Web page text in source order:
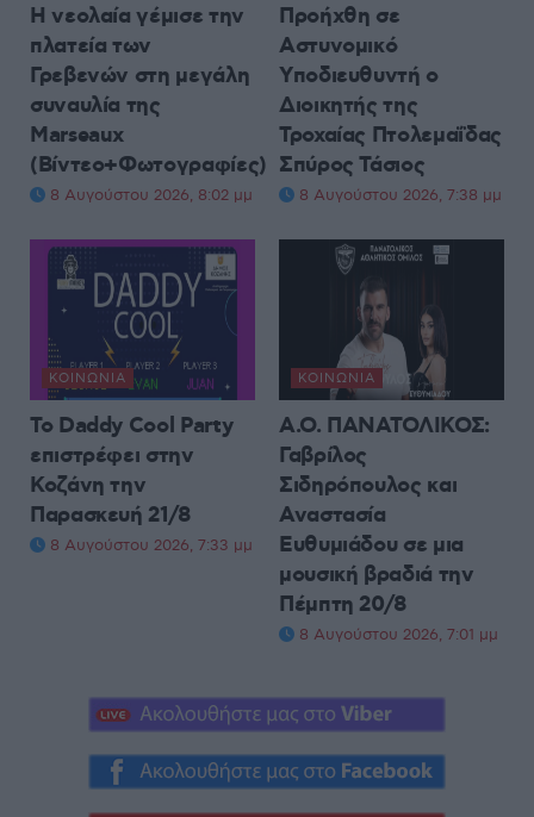
Η νεολαία γέμισε την
πλατεία των
Γρεβενών στη μεγάλη
συναυλία της
Marseaux
(Βίντεο+Φωτογραφίες)
8 Αυγούστου 2026, 8:02 μμ
Προήχθη σε
Αστυνομικό
Υποδιευθυντή ο
Διοικητής της
Τροχαίας Πτολεμαΐδας
Σπύρος Τάσιος
8 Αυγούστου 2026, 7:38 μμ
ΚΟΙΝΩΝΊΑ
Το Daddy Cool Party
επιστρέφει στην
Κοζάνη την
Παρασκευή 21/8
8 Αυγούστου 2026, 7:33 μμ
ΚΟΙΝΩΝΊΑ
Α.Ο. ΠΑΝΑΤΟΛΙΚΟΣ:
Γαβρίλος
Σιδηρόπουλος και
Αναστασία
Ευθυμιάδου σε μια
μουσική βραδιά την
Πέμπτη 20/8
8 Αυγούστου 2026, 7:01 μμ